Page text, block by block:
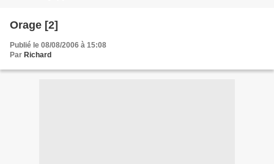
Orage [2]
Publié le 08/08/2006 à 15:08
Par Richard